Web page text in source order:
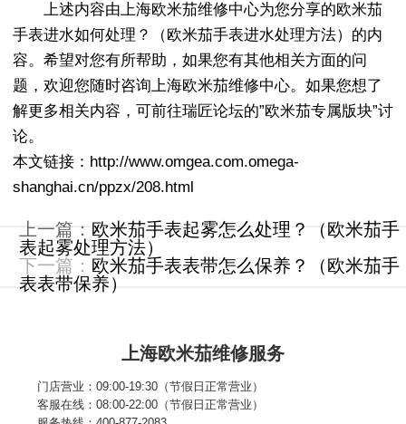
上述内容由上海欧米茄维修中心为您分享的欧米茄
手表进水如何处理？（欧米茄手表进水处理方法）的内
容。希望对您有所帮助，如果您有其他相关方面的问
题，欢迎您随时咨询上海欧米茄维修中心。如果您想了
解更多相关内容，可前往瑞匠论坛的”欧米茄专属版块”讨
论。
本文链接：http://www.omgea.com.omega-
shanghai.cn/ppzx/208.html
上一篇： 欧米茄手表起雾怎么处理？（欧米茄手
表起雾处理方法）
下一篇： 欧米茄手表表带怎么保养？（欧米茄手
表表带保养）
上海欧米茄维修服务
门店营业：09:00-19:30（节假日正常营业）
客服在线：08:00-22:00（节假日正常营业）